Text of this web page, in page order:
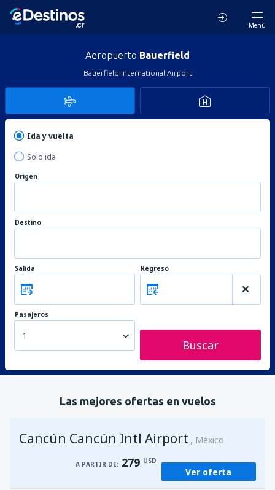
Menú
Aeropuerto Bauerfield
Bauerfield International Airport
Ida y vuelta
Solo ida
Origen
Destino
Salida Regreso
Pasajeros
1
Buscar
Las mejores ofertas en vuelos
Cancún Cancún Intl Airport México
A PARTIR DE: 279 USD
Ver oferta